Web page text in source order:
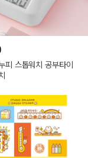
RESERVED BY
피 스톱워치 공부타이